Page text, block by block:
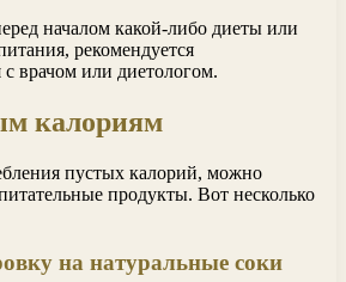
началом какой-либо диеты или
рекомендуется
с врачом или диетологом.
калориям
пустых калорий, можно
продукты. Вот несколько
на натуральные соки